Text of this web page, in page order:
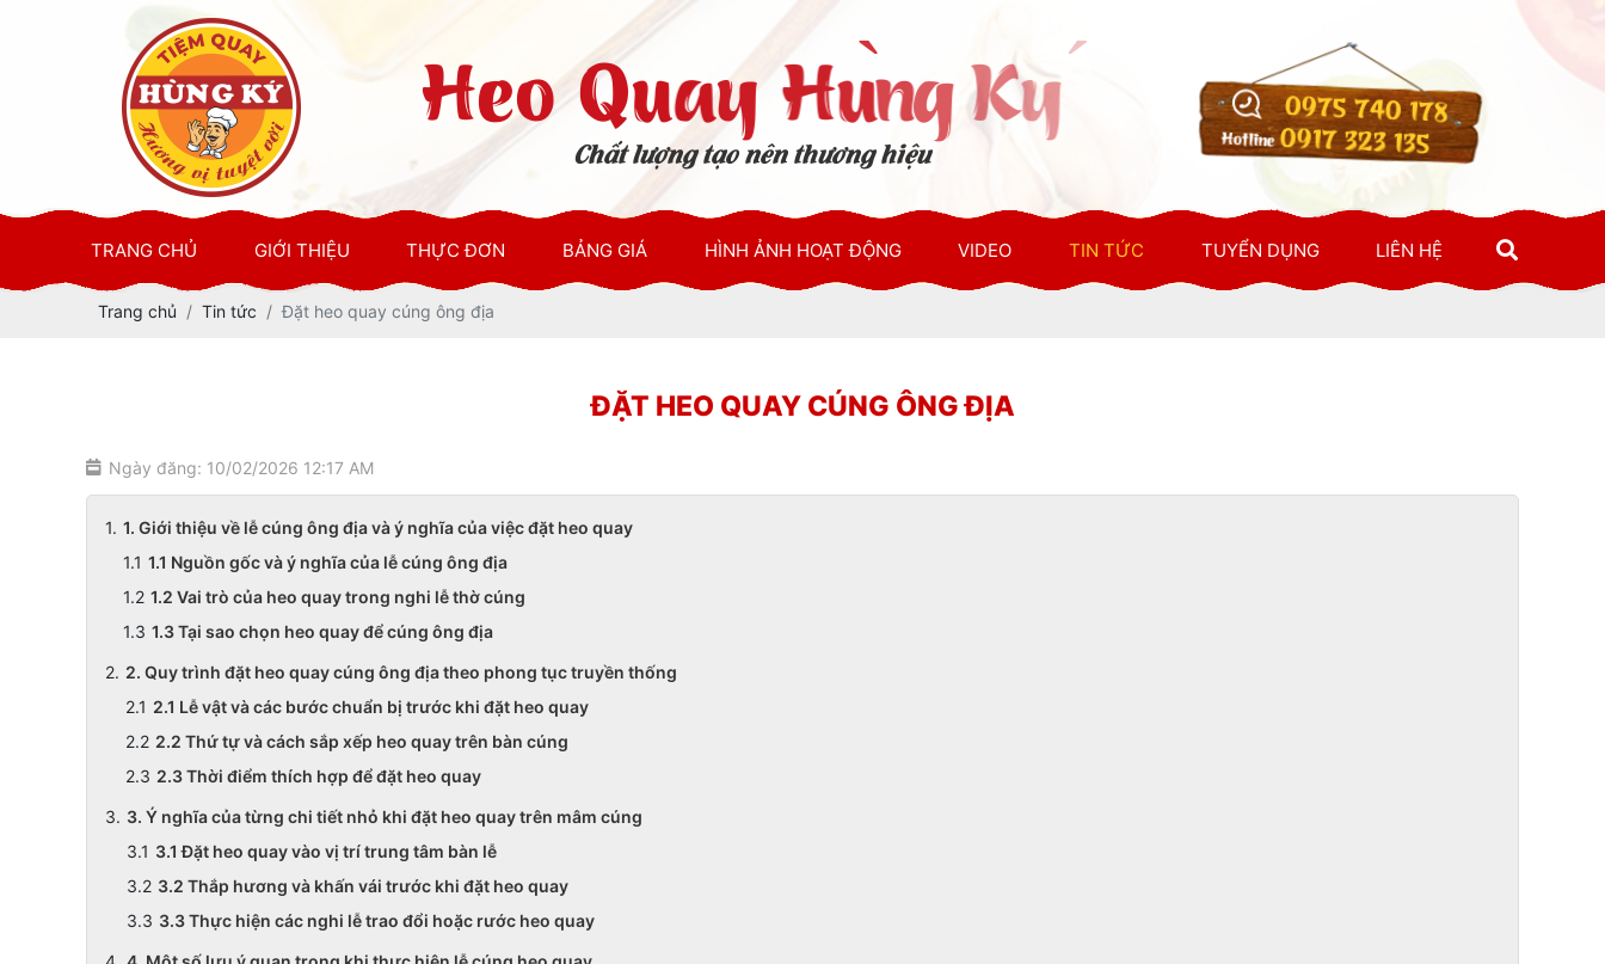
0975 740 178
Hotline0917 323 135
TRANG CHỦ GIỚI THIỆU THỰC ĐƠN BẢNG GIÁ HÌNH ẢNH HOẠT ĐỘNG VIDEO TIN TỨC TUYỂN DỤNG LIÊN HỆ
Trang chủ Tin tức Đặt heo quay cúng ông địa
ĐẶT HEO QUAY CÚNG ÔNG ĐỊA
Ngày đăng: 10/02/2026 12:17 AM
1. Giới thiệu về lễ cúng ông địa và ý nghĩa của việc đặt heo quay
1.1 Nguồn gốc và ý nghĩa của lễ cúng ông địa
1.2 Vai trò của heo quay trong nghi lễ thờ cúng
1.3 Tại sao chọn heo quay để cúng ông địa
2. Quy trình đặt heo quay cúng ông địa theo phong tục truyền thống
2.1 Lễ vật và các bước chuẩn bị trước khi đặt heo quay
2.2 Thứ tự và cách sắp xếp heo quay trên bàn cúng
2.3 Thời điểm thích hợp để đặt heo quay
3. Ý nghĩa của từng chi tiết nhỏ khi đặt heo quay trên mâm cúng
3.1 Đặt heo quay vào vị trí trung tâm bàn lễ
3.2 Thắp hương và khấn vái trước khi đặt heo quay
3.3 Thực hiện các nghi lễ trao đổi hoặc rước heo quay